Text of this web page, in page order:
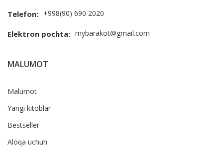
Telefon: +998(90) 690 2020
Elektron pochta: mybarakot@gmail.com
MALUMOT
Malumot
Yangi kitoblar
Bestseller
Aloqa uchun